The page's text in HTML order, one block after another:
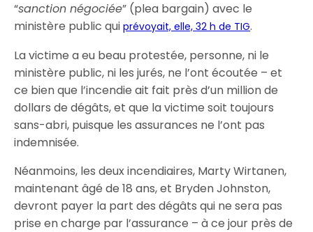
“sanction négociée” (plea bargain) avec le
ministère public quiprévoyait, elle, 32 h de TIG.
La victime a eu beau protestée, personne, ni le
ministère public, ni les jurés, ne l’ont écoutée – et
ce bien que l’incendie ait fait près d’un million de
dollars de dégâts, et que la victime soit toujours
sans-abri, puisque les assurances ne l’ont pas
indemnisée.
Néanmoins, les deux incendiaires, Marty Wirtanen,
maintenant âgé de 18 ans, et Bryden Johnston,
devront payer la part des dégâts qui ne sera pas
prise en charge par l’assurance – à ce jour près de